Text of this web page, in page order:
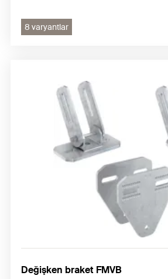
8 varyantlar
Değişken braket FMVB